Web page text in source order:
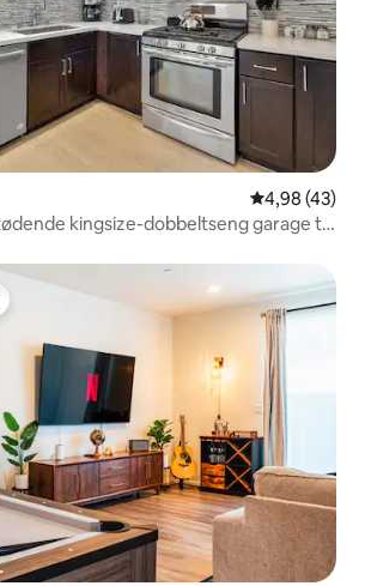
4,98 ud af 5 i
4,98 (43)
kingsize-dobbeltseng garage til